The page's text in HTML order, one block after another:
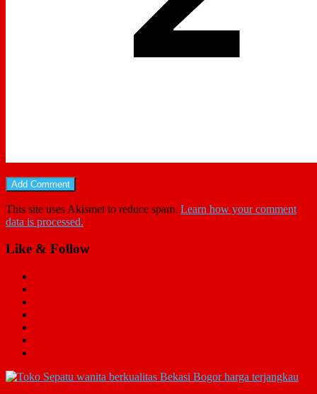
This site uses Akismet to reduce spam. Learn how your comment
data is processed.
Like & Follow